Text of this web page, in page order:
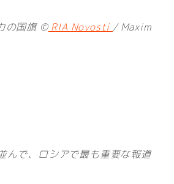
の国旗 ©RIA Novosti / Maxim
んで、ロシアで最も重要な報道